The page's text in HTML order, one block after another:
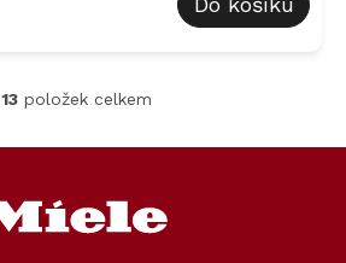
O
l
a
13položek celkem